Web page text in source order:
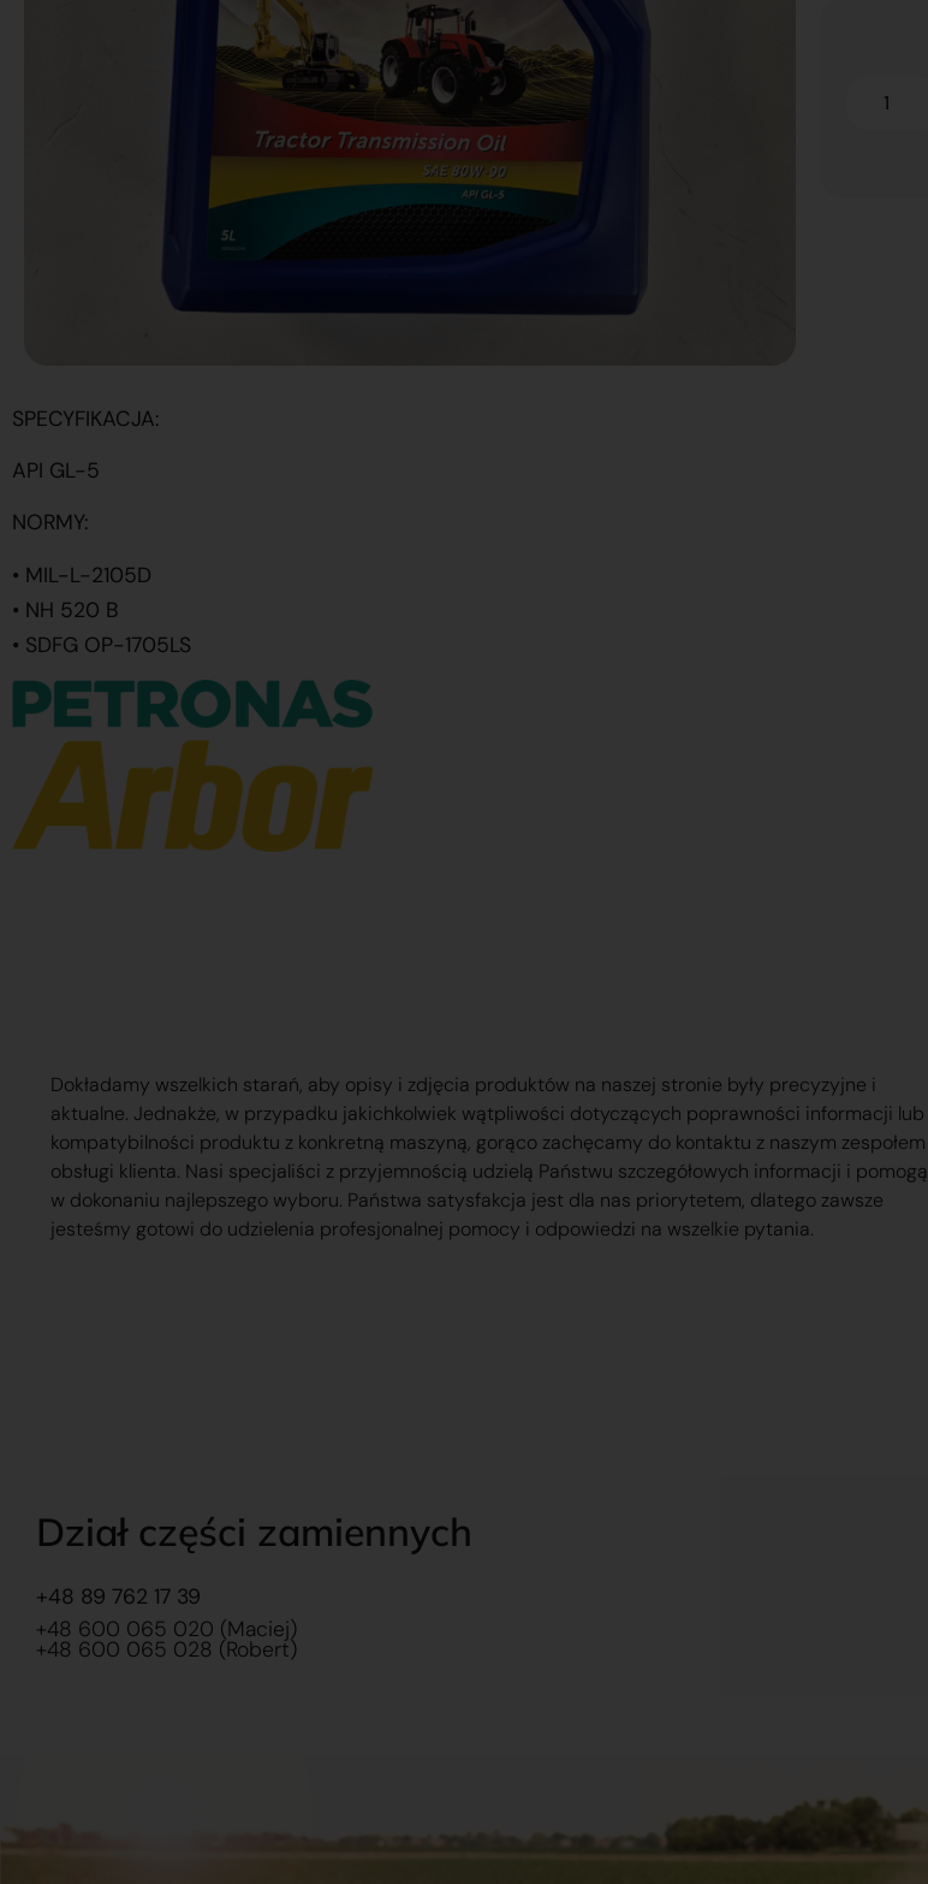
SPECYFIKACJA:
API GL-5
NORMY:
• MIL-L-2105D
• NH 520 B
• SDFG OP-1705LS
Dokładamy wszelkich starań, aby opisy i zdjęcia produktów na naszej stronie były precyzyjne i
aktualne. Jednakże, w przypadku jakichkolwiek wątpliwości dotyczących poprawności informacji lub
kompatybilności produktu z konkretną maszyną, gorąco zachęcamy do kontaktu z naszym zespołem
obsługi klienta. Nasi specjaliści z przyjemnością udzielą Państwu szczegółowych informacji i pomogą
w dokonaniu najlepszego wyboru. Państwa satysfakcja jest dla nas priorytetem, dlatego zawsze
jesteśmy gotowi do udzielenia profesjonalnej pomocy i odpowiedzi na wszelkie pytania.
Dział części zamiennych
+48 89 762 17 39
+48 600 065 020 (Maciej)
+48 600 065 028 (Robert)